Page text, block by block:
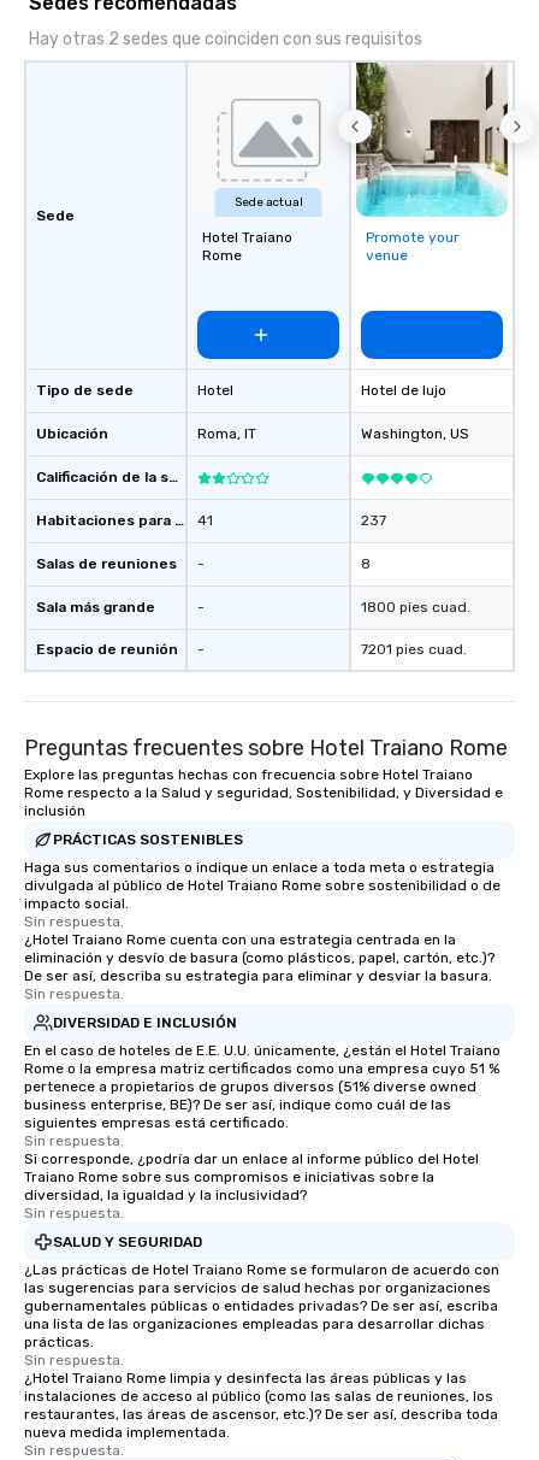
Hay otras 2 sedes que coinciden con sus requisitos
Sede
Tipo de sede
Ubicación
Calificación de la sede
Habitaciones para huéspedes
Salas de reuniones
Sala más grande
Espacio de reunión
Sede actual
Hotel Traiano
Rome
Hotel
Roma, IT
41
-
-
-
Promote your
venue
Hotel de lujo
Washington, US
237
8
1800 pies cuad.
7201 pies cuad.
Preguntas frecuentes sobre Hotel Traiano Rome
Explore las preguntas hechas con frecuencia sobre Hotel Traiano
Rome respecto a la Salud y seguridad, Sostenibilidad, y Diversidad e
inclusión
PRÁCTICAS SOSTENIBLES
Haga sus comentarios o indique un enlace a toda meta o estrategia
divulgada al público de Hotel Traiano Rome sobre sostenibilidad o de
impacto social.
Sin respuesta.
¿Hotel Traiano Rome cuenta con una estrategia centrada en la
eliminación y desvío de basura (como plásticos, papel, cartón, etc.)?
De ser así, describa su estrategia para eliminar y desviar la basura.
Sin respuesta.
DIVERSIDAD E INCLUSIÓN
En el caso de hoteles de E.E. U.U. únicamente, ¿están el Hotel Traiano
Rome o la empresa matriz certificados como una empresa cuyo 51 %
pertenece a propietarios de grupos diversos (51% diverse owned
business enterprise, BE)? De ser así, indique como cuál de las
siguientes empresas está certificado.
Sin respuesta.
Si corresponde, ¿podría dar un enlace al informe público del Hotel
Traiano Rome sobre sus compromisos e iniciativas sobre la
diversidad, la igualdad y la inclusividad?
Sin respuesta.
SALUD Y SEGURIDAD
¿Las prácticas de Hotel Traiano Rome se formularon de acuerdo con
las sugerencias para servicios de salud hechas por organizaciones
gubernamentales públicas o entidades privadas? De ser así, escriba
una lista de las organizaciones empleadas para desarrollar dichas
prácticas.
Sin respuesta.
¿Hotel Traiano Rome limpia y desinfecta las áreas públicas y las
instalaciones de acceso al público (como las salas de reuniones, los
restaurantes, las áreas de ascensor, etc.)? De ser así, describa toda
nueva medida implementada.
Sin respuesta.